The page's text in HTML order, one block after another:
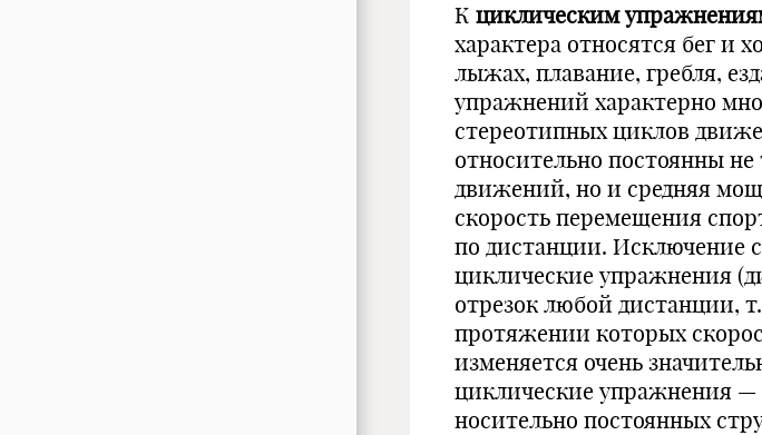
К циклическим
характера относятся бег и
лыжах, плавание, гребля,
упражнений харак­терно
стереотипных циклов
относительно постоянны
движе­ний, но и средняя
скорость перемещения
по дистанции. Исключение
циклические упражнения
отрезок любой дистанции,
протя­жении которых
изменяется очень
циклические упражнения
носительно постоянных